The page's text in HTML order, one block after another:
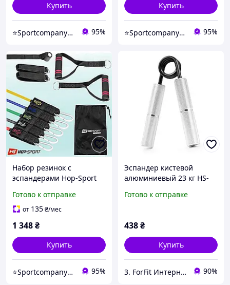
Купить
⭐️Sportcompany⭐️ Інтернет магазин спортивних товарів⭐️ 95%
тренировокКупить
⭐️Sportcompany⭐️ Інтернет магазин спортивних товарів⭐️ 95%
Набор резинок с
эспандерами Hop-Sport
сопротивления 4,5 22,7 кг
нагрузка до 68 кг с
Готово к отправке
от 135₴/мес
1 348₴
Купить
⭐️Sportcompany⭐️ Інтернет магазин спортивних товарів⭐️ 95%
Эспандер кистевой
алюминиевый 23 кг HS-
спортзала лучшая цена с
Готово к отправке
438₴
Купить
3. ForFit Интернет-магазин спортивных товаров 90%